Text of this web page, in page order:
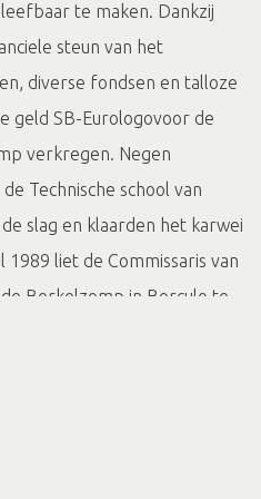
te maken. Dankzij
steun van het
diverse fondsen en talloze
geld SB-Eurologovoor de
verkregen. Negen
Technische school van
slag en klaarden het karwei
liet de Commissaris van
Berkelzomp in Borculo te
vernoemd naar één van
Waterschap bewaarde